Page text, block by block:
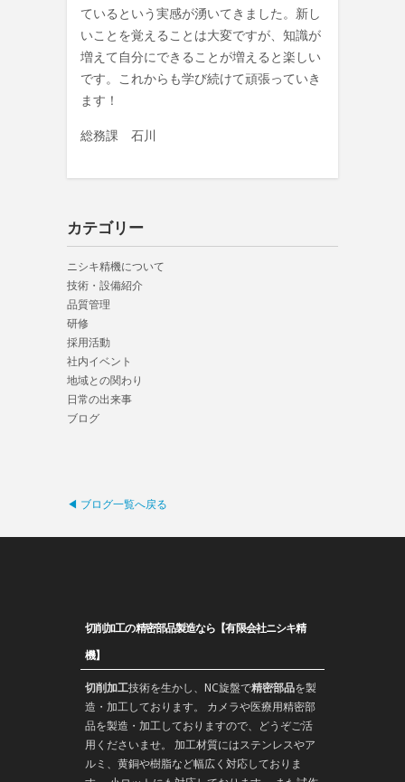
ているという実感が湧いてきました。新し
いことを覚えることは大変ですが、知識が
増えて自分にできることが増えると楽しい
です。これからも学び続けて頑張っていき
ます！
総務課 石川
カテゴリー
ニシキ精機について
技術・設備紹介
品質管理
研修
採用活動
社内イベント
地域との関わり
日常の出来事
ブログ
◀ ブログ一覧へ戻る
切削加工の精密部品製造なら【有限会社ニシキ精
機】
切削加工技術を生かし、 NC旋盤で精密部品を製
造 ・加工しております。 カメラや医療用精密部
品を製造・加工しておりますので、どうぞご活
用くださいませ。 加工材質にはステンレスやア
ルミ、黄銅や樹脂など幅広く対応しておりま